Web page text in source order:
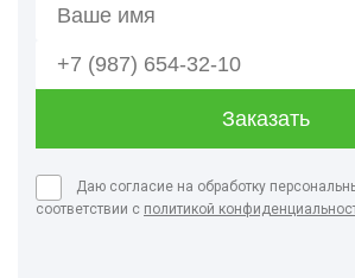
Даю согласие на обработку
соответствии с политикой